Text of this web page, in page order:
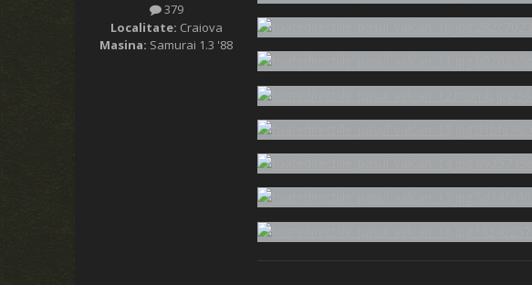
379
Localitate: Craiova
Masina: Samurai 1.3 '88